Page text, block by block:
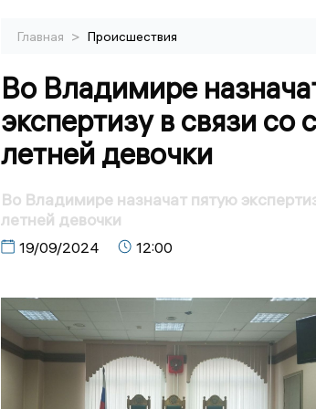
Главная > Происшествия
Во Владимире
экспертизу в связи
летней девочки
Во Владимире назначат пятую
летней девочки
19/09/2024 12:00